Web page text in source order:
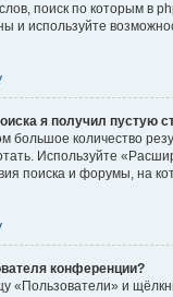
поиск по которым в
и используйте
я получил пустую
большое количество
Используйте
поиска и форумы, на
конференции?
«Пользователи» и